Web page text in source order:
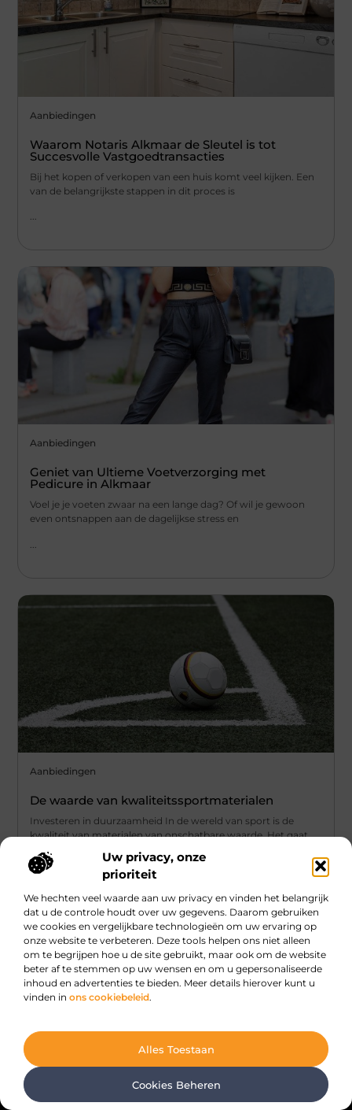
Uw privacy, onze
prioriteit
We hechten veel waarde aan uw privacy en vinden het belangrijk
dat u de controle houdt over uw gegevens. Daarom gebruiken
we cookies en vergelijkbare technologieën om uw ervaring op
onze website te verbeteren. Deze tools helpen ons niet alleen
om te begrijpen hoe u de site gebruikt, maar ook om de website
beter af te stemmen op uw wensen en om u gepersonaliseerde
inhoud en advertenties te bieden. Meer details hierover kunt u
vinden in ons cookiebeleid.
Alles Toestaan
Cookies Beheren
Aanbiedingen
Waarom Notaris Alkmaar de Sleutel is tot
Succesvolle Vastgoedtransacties
Bij het kopen of verkopen van een huis komt veel kijken. Een
van de belangrijkste stappen in dit proces is
...
Aanbiedingen
Geniet van Ultieme Voetverzorging met
Pedicure in Alkmaar
Voel je je voeten zwaar na een lange dag? Of wil je gewoon
even ontsnappen aan de dagelijkse stress en
Aanbiedingen
De waarde van kwaliteitssportmaterialen
Investeren in duurzaamheid In de wereld van sport is de
kwaliteit van materialen van onschatbare waarde. Het gaat
...
Main Links
Dagelijkse verhalen, oneindige inspiratie.
Ontdek boeiende verhalen, handige tips en creatieve ideeën die je elke